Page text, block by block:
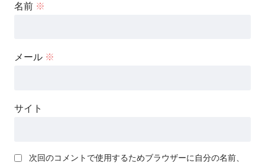
名前 ※
メール ※
サイト
次回のコメントで使用するためブラウザーに自分の名前、